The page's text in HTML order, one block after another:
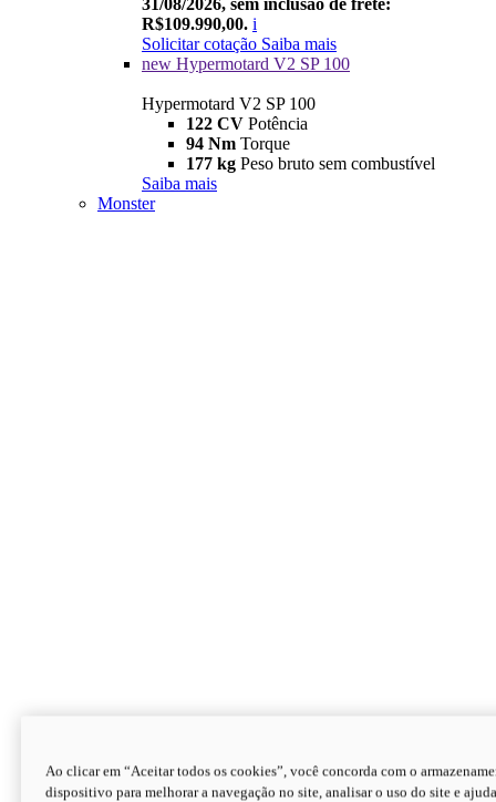
31/08/2026, sem inclusão de frete:
R$109.990,00. i
Solicitar cotação Saiba mais
new Hypermotard V2 SP 100
Hypermotard V2 SP 100
122 CV Potência
94 Nm Torque
177 kg Peso bruto sem combustível
Saiba mais
Monster
Ao clicar em “Aceitar todos os cookies”, você concorda com o
dispositivo para melhorar a navegação no site, analisar o uso do site e